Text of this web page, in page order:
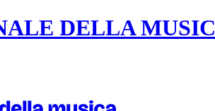
DELLA